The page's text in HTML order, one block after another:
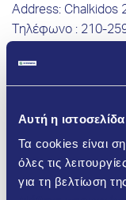
Αυτή η
Τα cookies είναι
όλες τις
για τη βελτίωση
Address: Chalkidos
Tηλέφωνο : 210-
Tax Office: FAE
E-mail: